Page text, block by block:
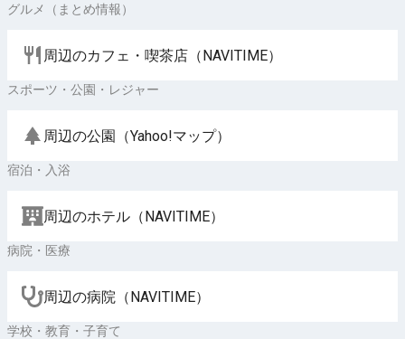
グルメ（まとめ情報）
周辺のカフェ・喫茶店（NAVITIME）
スポーツ・公園・レジャー
周辺の公園（Yahoo!マップ）
宿泊・入浴
周辺のホテル（NAVITIME）
病院・医療
周辺の病院（NAVITIME）
学校・教育・子育て